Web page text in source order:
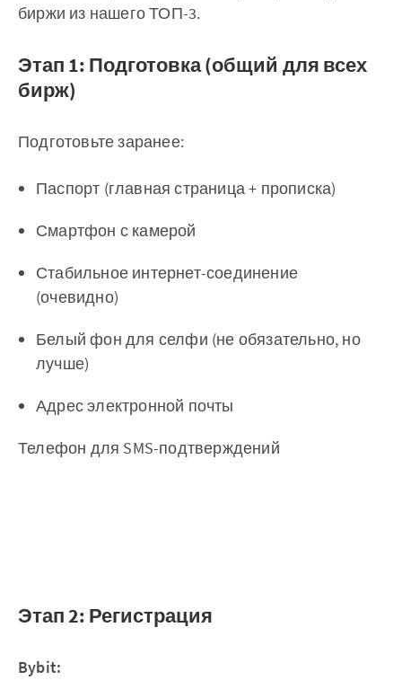
биржи из нашего ТОП-3.
Этап 1: Подготовка (общий для всех
бирж)
Подготовьте заранее:
Паспорт (главная страница + прописка)
Смартфон с камерой
Стабильное интернет-соединение
(очевидно)
Белый фон для селфи (не обязательно, но
лучше)
Адрес электронной почты
Телефон для SMS-подтверждений
Этап 2: Регистрация
Bybit: